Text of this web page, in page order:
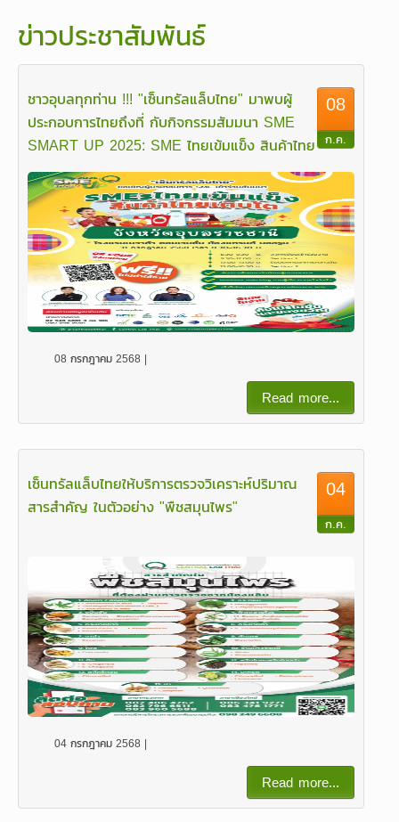
ข่าวประชาสัมพันธ์
08
ก.ค.
ชาวอุบลทุกท่าน !!! "เซ็นทรัลแล็บไทย" มาพบผู้
ประกอบการไทยถึงที่ กับกิจกรรมสัมมนา SME
SMART UP 2025: SME ไทยเข้มแข็ง สินค้าไทย
เติบโต
08 กรกฎาคม 2568 |
Read more...
04
ก.ค.
เซ็นทรัลแล็บไทยให้บริการตรวจวิเคราะห์ปริมาณ
สารสำคัญ ในตัวอย่าง "พืชสมุนไพร"
04 กรกฎาคม 2568 |
Read more...